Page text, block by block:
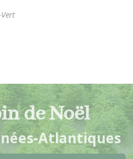
de Noël
Atlantiques